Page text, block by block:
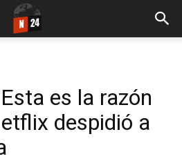
es la razón
despidió a